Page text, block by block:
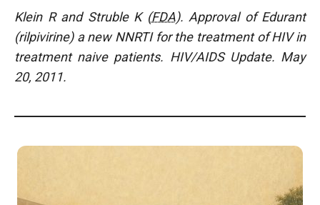
Klein R and Struble K (FDA). Approval of Edurant
(rilpivirine) a new NNRTI for the treatment of HIV in
treatment naive patients. HIV/AIDS Update. May
20, 2011.